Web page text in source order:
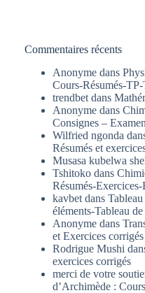
Commentaires récents
Anonyme dans
Cours-Résumés-
trendbet dans
Anonyme dans
Consignes –
Wilfried ngonda
Résumés et
Musasa kubelwa
Tshitoko dans
Résumés-Exercices-
kavbet dans
éléments-Tableau
Anonyme dans
et Exercices corrigés
Rodrigue Mushi
exercices corrigés
merci de votre
d’Archimède :